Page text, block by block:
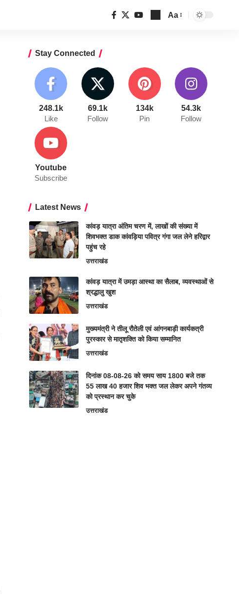
Aa
Stay Connected
248.1k
Like
69.1k
Follow
134k
Pin
54.3k
Follow
Youtube
Subscribe
Latest News
कांवड़ यात्रा अंतिम चरण में, लाखों की संख्या में
शिवभक्त डाक कांवड़िया पवित्र गंगा जल लेने हरिद्वार
पहुंच रहे
उत्तराखंड
कांवड़ यात्रा में उमड़ा आस्था का सैलाब, व्यवस्थाओं से
श्रद्धालु खुश
उत्तराखंड
मुख्यमंत्री ने तीलू रौतेली एवं आंगनबाड़ी कार्यकत्री
पुरस्कार से मातृशक्ति को किया सम्मानित
उत्तराखंड
दिनांक 08-08-26 को समय साय 1800 बजे तक
55 लाख 40 हजार शिव भक्त जल लेकर अपने गंतव्य
को प्रस्थान कर चुके
उत्तराखंड